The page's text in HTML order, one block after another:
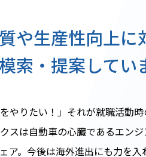
や生産性向上に
索・提案してい
やりたい！」それが就職活動
スは自動車の心臓であるエン
ア。今後は海外進出にも力を入